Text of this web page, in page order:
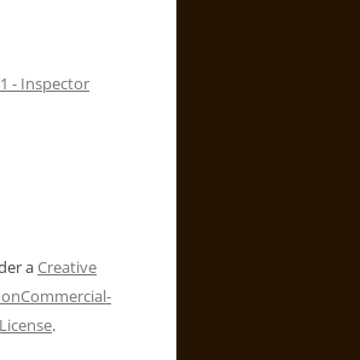
- Inspector
aCreative
.